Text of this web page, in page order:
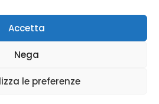
Accetta
Nega
le preferenze
Elisabetta - P.I. 02048840769 |
ADV &
- All Rights Reserved